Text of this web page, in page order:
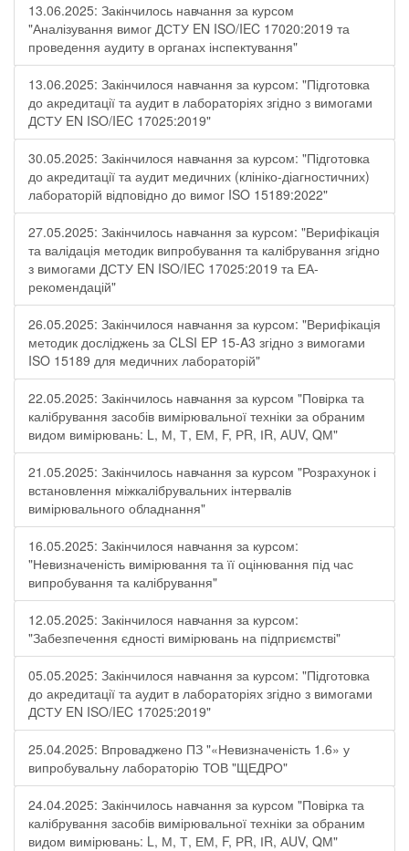
13.06.2025: Закінчилось навчання за курсом
"Аналізування вимог ДСТУ EN ISO/IEC 17020:2019 та
проведення аудиту в органах інспектування"
13.06.2025: Закінчилося навчання за курсом: "Підготовка
до акредитації та аудит в лабораторіях згідно з вимогами
ДСТУ EN ISO/IEC 17025:2019"
30.05.2025: Закінчилося навчання за курсом: "Підготовка
до акредитації та аудит медичних (клініко-діагностичних)
лабораторій відповідно до вимог ISO 15189:2022"
27.05.2025: Закінчилось навчання за курсом: "Верифікація
та валідація методик випробування та калібрування згідно
з вимогами ДСТУ EN ISO/IEC 17025:2019 та ЕА-
рекомендацій"
26.05.2025: Закінчилося навчання за курсом: "Верифікація
методик досліджень за CLSI EP 15-A3 згідно з вимогами
ISO 15189 для медичних лабораторій"
22.05.2025: Закінчилось навчання за курсом "Повірка та
калібрування засобів вимірювальної техніки за обраним
видом вимірювань: L, М, Т, ЕМ, F, РR, ІR, АUV, QМ"
21.05.2025: Закінчилось навчання за курсом "Розрахунок і
встановлення міжкалібрувальних інтервалів
вимірювального обладнання"
16.05.2025: Закінчилося навчання за курсом:
"Невизначеність вимірювання та її оцінювання під час
випробування та калібрування"
12.05.2025: Закінчилося навчання за курсом:
"Забезпечення єдності вимірювань на підприємстві"
05.05.2025: Закінчилося навчання за курсом: "Підготовка
до акредитації та аудит в лабораторіях згідно з вимогами
ДСТУ EN ISO/IEC 17025:2019"
25.04.2025: Впроваджено ПЗ "«Невизначеність 1.6» у
випробувальну лабораторію ТОВ "ЩЕДРО"
24.04.2025: Закінчилось навчання за курсом "Повірка та
калібрування засобів вимірювальної техніки за обраним
видом вимірювань: L, М, Т, ЕМ, F, РR, ІR, АUV, QМ"